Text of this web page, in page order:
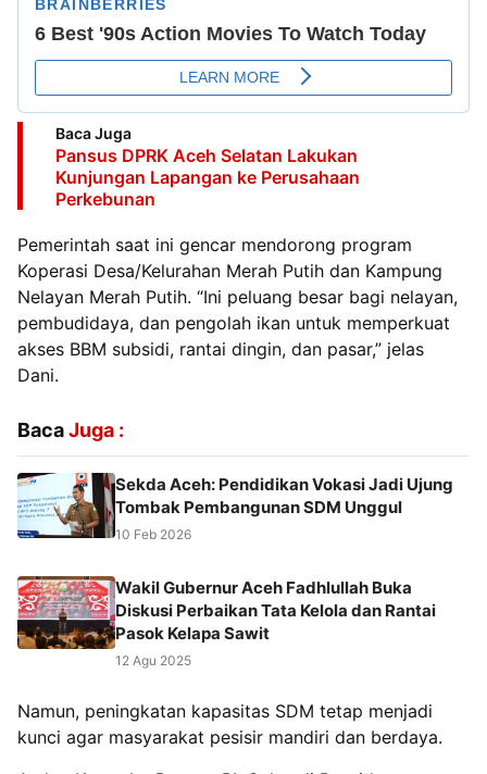
Baca Juga
Pansus DPRK Aceh Selatan Lakukan
Kunjungan Lapangan ke Perusahaan
Perkebunan
Pemerintah saat ini gencar mendorong program
Koperasi Desa/Kelurahan Merah Putih dan Kampung
Nelayan Merah Putih. “Ini peluang besar bagi nelayan,
pembudidaya, dan pengolah ikan untuk memperkuat
akses BBM subsidi, rantai dingin, dan pasar,” jelas
Dani.
BacaJuga :
Sekda Aceh: Pendidikan Vokasi Jadi Ujung
Tombak Pembangunan SDM Unggul
10 Feb 2026
Wakil Gubernur Aceh Fadhlullah Buka
Diskusi Perbaikan Tata Kelola dan Rantai
Pasok Kelapa Sawit
12 Agu 2025
Namun, peningkatan kapasitas SDM tetap menjadi
kunci agar masyarakat pesisir mandiri dan berdaya.